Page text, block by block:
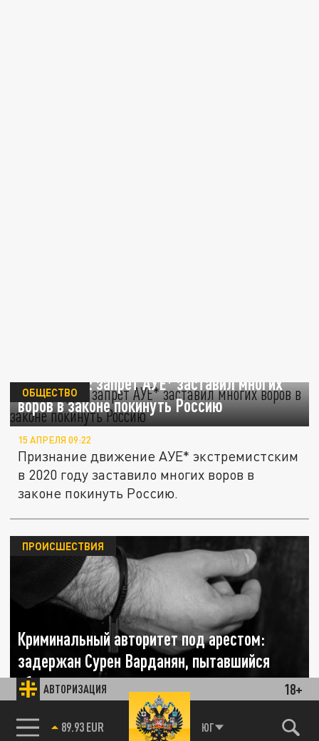
АВТОРИЗАЦИЯ 18+
85.64 BRENT ЮГ
«Лента.ру»: запрет АУЕ* заставил многих
воров в законе покинуть Россию
ОБЩЕСТВО
15 АПРЕЛЯ 09:22
Признание движение АУЕ* экстремистским
в 2020 году заставило многих воров в
законе покинуть Россию.
Криминальный авторитет под арестом:
задержан Сурен Варданян, пытавшийся
сбежать из страны
ПРОИСШЕСТВИЯ
21 МАРТА 23:43
Бывший смотрящий от воров в законе за